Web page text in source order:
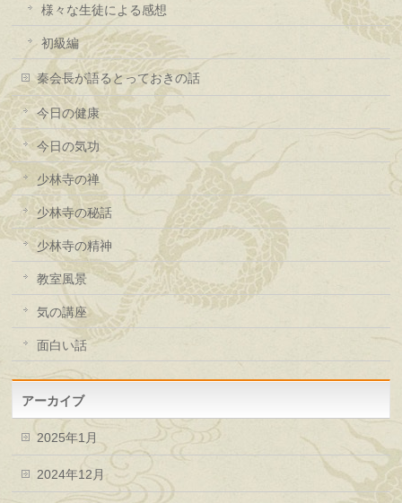
様々な生徒による感想
初級編
秦会長が語るとっておきの話
今日の健康
今日の気功
少林寺の禅
少林寺の秘話
少林寺の精神
教室風景
気の講座
面白い話
アーカイブ
2025年1月
2024年12月